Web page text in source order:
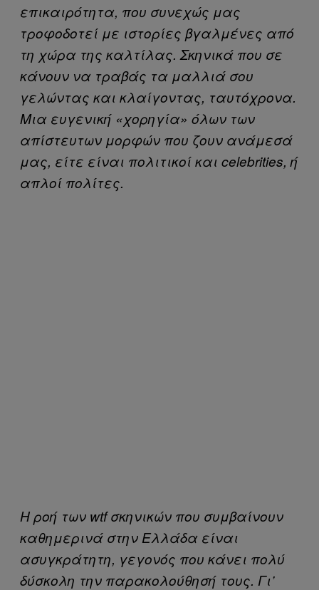
επικαιρότητα, που συνεχώς μας
τροφοδοτεί με ιστορίες βγαλμένες από
τη χώρα της καλτίλας. Σκηνικά που σε
κάνουν να τραβάς τα μαλλιά σου
γελώντας και κλαίγοντας, ταυτόχρονα.
Μια ευγενική «χορηγία» όλων των
απίστευτων μορφών που ζουν ανάμεσά
μας, είτε είναι πολιτικοί και celebrities, ή
απλοί πολίτες.
Η ροή των wtf σκηνικών που συμβαίνουν
καθημερινά στην Ελλάδα είναι
ασυγκράτητη, γεγονός που κάνει πολύ
δύσκολη την παρακολούθησή τους. Γι’